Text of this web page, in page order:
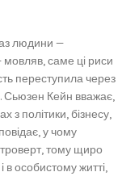
людини —
мовляв, саме ці риси
переступила через
Сьюзен Кейн вважає,
з політики, бізнесу,
у чому
тому щиро
в особистому житті,